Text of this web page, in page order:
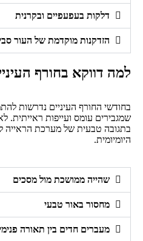
דלקות בעפעפיים ובקרנית
הזדקנות מוקדמת של העור
למה דווקא בחורף
בחודשי החורף העיניים נדרשות
שמגבירים עומס ועייפות
בתגובה טבעית של מערכת הראייה
היומיומית.
שהייה ממושכת מול מסכים
מחסור באור טבעי
מעברים חדים בין תאורה